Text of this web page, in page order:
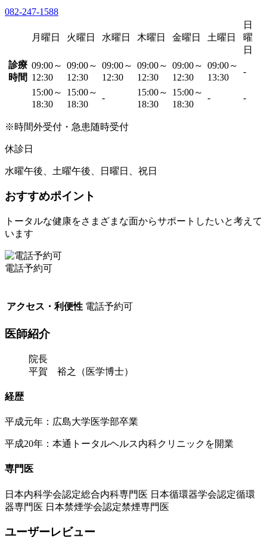
082-247-1588
月曜日 火曜日 水曜日 木曜日 金曜日 土曜日
日
曜
日
診療
時間
09:00～
12:30
09:00～
12:30
09:00～
12:30
09:00～
12:30
09:00～
12:30
09:00～
13:30
-
15:00～
18:30
15:00～
18:30
-
15:00～
18:30
15:00～
18:30
- -
※時間外受付・急患随時受付
休診日
水曜午後、土曜午後、日曜日、祝日
おすすめポイント
トータルな健康をさまざまな面からサポートしたいと考えて
います
電話予約可
アクセス・利便性 電話予約可
医師紹介
院長
平賀 裕之（医学博士）
経歴
平成元年：広島大学医学部卒業
平成20年：本通トータルヘルス内科クリニックを開業
専門医
日本内科学会認定総合内科専門医 日本循環器学会認定循環
器専門医 日本禁煙学会認定禁煙専門医
ユーザーレビュー